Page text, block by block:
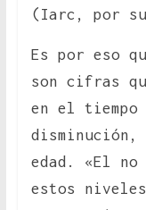
(Iarc, por
Es por eso
son cifras
en el
disminución,
edad. «El
estos